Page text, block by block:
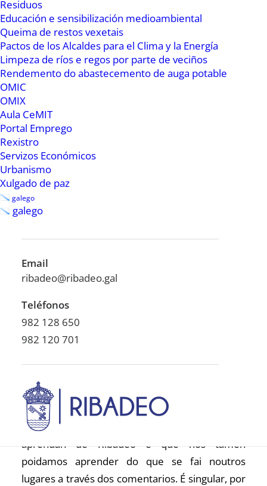
Residuos
Educación e sensibilización medioambiental
Queima de restos vexetais
Pactos de los Alcaldes para el Clima y la Energía
Limpeza de ríos e regos por parte de veciños
Rendemento do abastecemento de auga potable
OMIC
OMIX
Aula CeMIT
Portal Emprego
Rexistro
Servizos Económicos
Urbanismo
Xulgado de paz
galego
galego
Email
ribadeo@ribadeo.gal
Teléfonos
982 128 650
982 120 701
de contacto, buscador e ligazóns”. López dixo
que “nas ligazóns inclúense páxinas
institucionais como a do Concello de Ribadeo, a
da Secretaria Xeral de Igualdade da Xunta de
Galicia, a do Ministerio de Igualdade do goberno
do estado ou dalgunha campaña puntual
relacionadas coa procura da igualdade efectiva
entre mulleres e homes. A maiores tamen hai
traballos de institucións ou de outros
organismos que non están tan achegados a
Ribadeo física ou xeográficamente, pero si nas
intencións. Por exemplo aí podedes atopar a
traballan na loita contra a violencia de xénero,
unha paxina dun observatorio catalán que está
traballando en temas relacionados coa
conflicto e aparecen tamen algunhas campañas
que se puxeron en marcha en Latinoamérica e
que poden ser cousas de interese tamén para
Ribadeo”.
Suso López engadiu que “hai algo tamén moi
importatne, que un blogue permítenos que nos
vexan noutros lugares e que outros lugares
aprendan de Ribadeo e que nós tamén
poidamos aprender do que se fai noutros
lugares a través dos comentarios. É singular, por